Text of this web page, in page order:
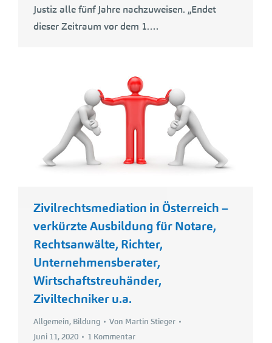
Justiz alle fünf Jahre nachzuweisen. „Endet
dieser Zeitraum vor dem 1.…
Zivilrechtsmediation in Österreich –
verkürzte Ausbildung für Notare,
Rechtsanwälte, Richter,
Unternehmensberater,
Wirtschaftstreuhänder,
Ziviltechniker u.a.
Allgemein, Bildung Von Martin Stieger
Juni 11, 2020
1 Kommentar